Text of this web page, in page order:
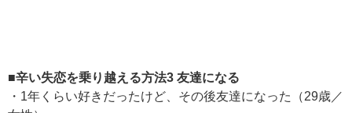
■辛い失恋を乗り越える方法3 友達になる
・1年くらい好きだったけど、その後友達になった（29歳／